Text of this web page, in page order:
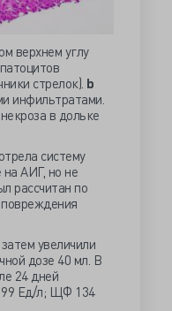
верхнем углу
стрелок). b
инфильтратами.
в дольке
систему
на АИГ, но не
рассчитан по
увеличили
дозе 40 мл. В
24 дней
Ед/л; ЩФ 134